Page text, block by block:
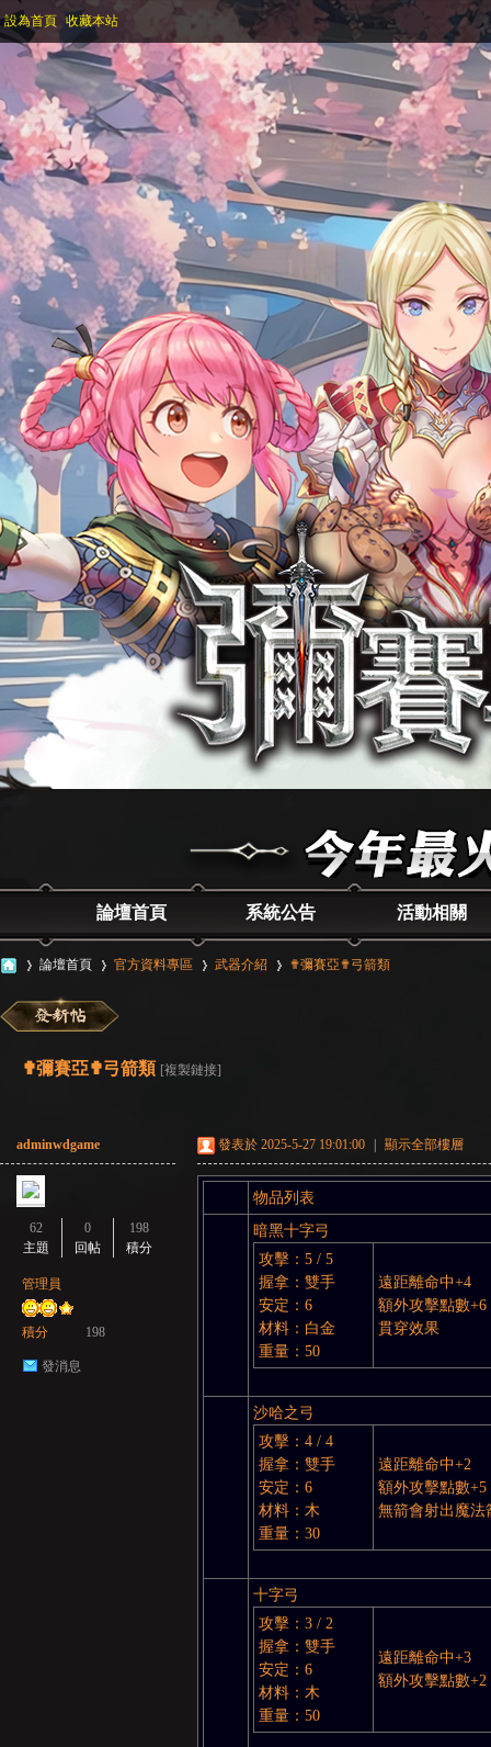
設為首頁 收藏本站
論壇首頁 系統公告 活動相關
論壇首頁
›
官方資料專區 武器介紹 ✟彌賽亞✟弓箭類
✟彌賽亞✟弓箭類 [複製鏈接]
adminwdgame
62
主題
0
回帖
198
積分
管理員
積分 198
發消息
發表於 2025-5-27 19:01:00 顯示全部樓層
物品列表
暗黑十字弓
攻擊：5 / 5
握拿：雙手
安定：6
材料：白金
重量：50
遠距離命中+4
額外攻擊點數+6
貫穿效果
沙哈之弓
攻擊：4 / 4
握拿：雙手
安定：6
材料：木
重量：30
遠距離命中+2
額外攻擊點數+5
無箭會射出魔法
十字弓
攻擊：3 / 2
握拿：雙手
安定：6
材料：木
重量：50
遠距離命中+3
額外攻擊點數+2